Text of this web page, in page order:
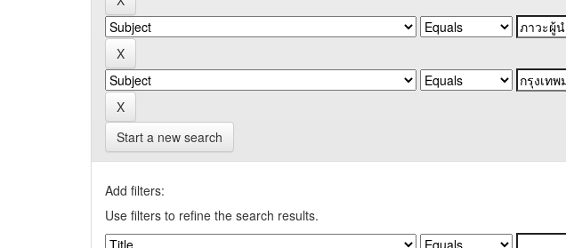
Start a new search
Add filters:
Use filters to refine the search results.